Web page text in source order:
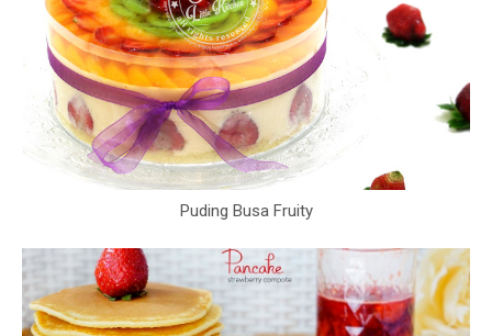
Puding Busa Fruity